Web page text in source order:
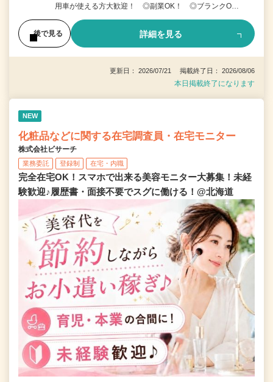
用車が使える方大歓迎！ ◎副業OK！ ◎ブランクO…
後で見る 詳細を見る
更新日： 2026/07/21 掲載終了日： 2026/08/06
本日掲載終了になります
NEW
化粧品などに関する在宅調査員・在宅モニター
株式会社ビサーチ
業務委託 登録制 在宅・内職
完全在宅OK！スマホで出来る美容モニター大募集！未経
験歓迎♪履歴書・面接不要でスグに働ける！@北海道